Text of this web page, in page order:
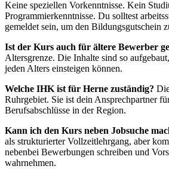
Keine speziellen Vorkenntnisse. Kein
Programmierkenntnisse. Du solltest
gemeldet sein, um den Bildungsgutschein
Ist der Kurs auch für ältere Bewerber
Altersgrenze. Die Inhalte sind so
jeden Alters einsteigen können.
Welche IHK ist für Herne zuständig?
Ruhrgebiet. Sie ist dein Ansprechpartner
Berufsabschlüsse in der Region.
Kann ich den Kurs neben Jobsuche
als strukturierter Vollzeitlehrgang, aber
nebenbei Bewerbungen schreiben und
wahrnehmen.